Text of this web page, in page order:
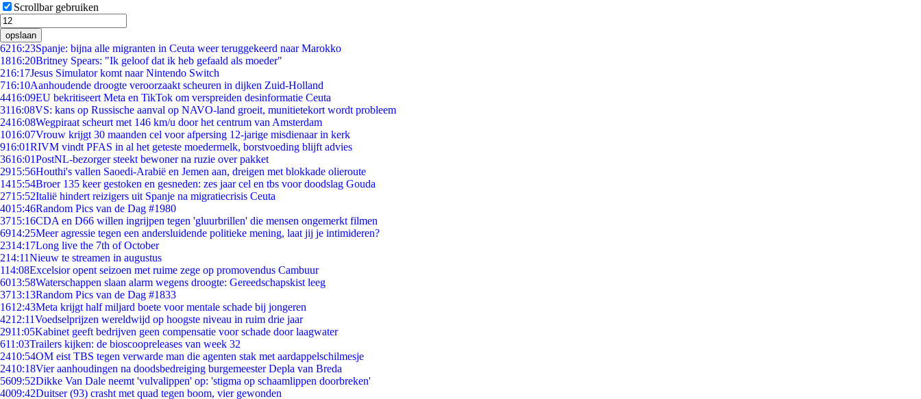
Scrollbar gebruiken
opslaan
6216:23Spanje: bijna alle migranten in Ceuta weer teruggekeerd naar Marokko
1816:20Britney Spears: "Ik geloof dat ik heb gefaald als moeder"
216:17Jesus Simulator komt naar Nintendo Switch
716:10Aanhoudende droogte veroorzaakt scheuren in dijken Zuid-Holland
4416:09EU bekritiseert Meta en TikTok om verspreiden desinformatie Ceuta
3116:08VS: kans op Russische aanval op NAVO-land groeit, munitietekort wordt probleem
2416:08Wegpiraat scheurt met 146 km/u door het centrum van Amsterdam
1016:07Vrouw krijgt 30 maanden cel voor afpersing 12-jarige misdienaar in kerk
916:01RIVM vindt PFAS in al het geteste moedermelk, borstvoeding blijft advies
3616:01PostNL-bezorger steekt bewoner na ruzie over pakket
2915:56Houthi's vallen Saoedi-Arabië en Jemen aan, dreigen met blokkade olieroute
1415:54Broer 135 keer gestoken en gesneden: zes jaar cel en tbs voor doodslag Gouda
2715:52Italië hindert reizigers uit Spanje na migratiecrisis Ceuta
4015:46Random Pics van de Dag #1980
3715:16CDA en D66 willen ingrijpen tegen 'gluurbrillen' die mensen ongemerkt filmen
6914:25Meer agressie tegen een andersluidende politieke mening, laat jij je intimideren?
2314:17Long live the 7th of October
214:11Nieuw te streamen in augustus
114:08Excelsior opent seizoen met ruime zege op promovendus Cambuur
6013:58Waterschappen slaan alarm wegens droogte: Gereedschapskist leeg
3713:13Random Pics van de Dag #1833
1612:43Meta krijgt half miljard boete voor mentale schade bij jongeren
4212:11Voedselprijzen wereldwijd op hoogste niveau in ruim drie jaar
2911:05Kabinet geeft bedrijven geen compensatie voor schade door laagwater
611:03Trailers kijken: de bioscoopreleases van week 32
2410:54OM eist TBS tegen verwarde man die agenten stak met aardappelschilmesje
2410:18Vier aanhoudingen na doodsbedreiging burgemeester Depla van Breda
5609:52Dikke Van Dale neemt 'vulvalippen' op: 'stigma op schaamlippen doorbreken'
4009:42Duitser (93) crasht met quad tegen boom, vier gewonden